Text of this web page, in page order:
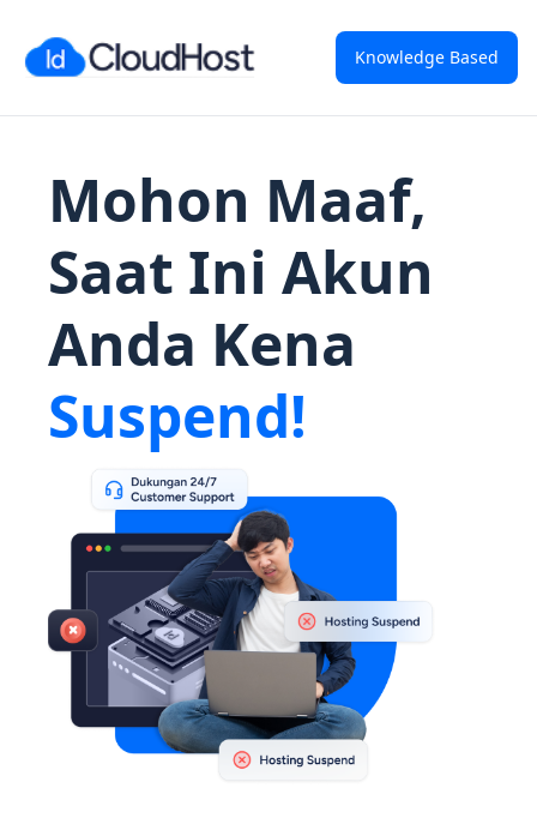
Knowledge Based
Mohon Maaf,
Saat Ini Akun
Anda Kena
Suspend!